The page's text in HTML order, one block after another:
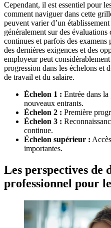
Cependant, il est essentiel pour
comment naviguer dans cette
peuvent varier d’un
généralement sur des
continues et parfois des
des dernières exigences et des
employeur peut
progression dans les échelons et
de travail et du salaire.
Échelon 1 : Entrée dans
nouveaux entrants.
Échelon 2 : Première
Échelon 3 :
continue.
Échelon supérieur :
importantes.
Les perspectives de
professionnel pour